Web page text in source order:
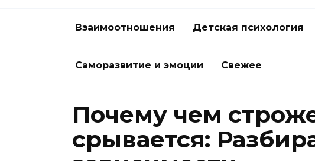
Взаимоотношения Детская психология
Саморазвитие и эмоции Свежее
Почему чем
срывается: